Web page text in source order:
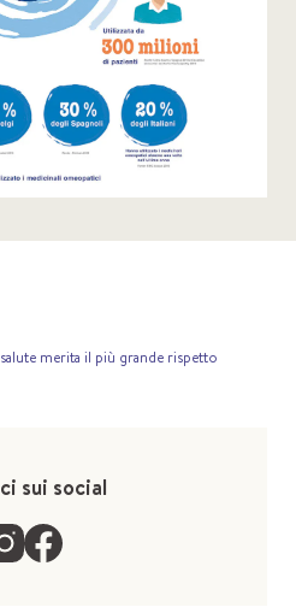
salute merita il più grande rispetto
sui social